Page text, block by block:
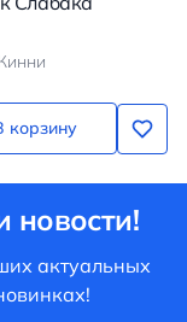
корзину
новости!
актуальных